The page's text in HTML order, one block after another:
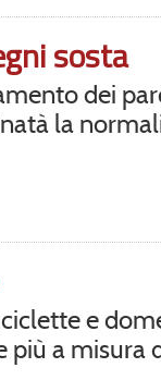
sosta
dei
la
e
più a misura